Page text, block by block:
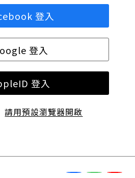
登入
登入
登入
請用預設瀏覽器開啟